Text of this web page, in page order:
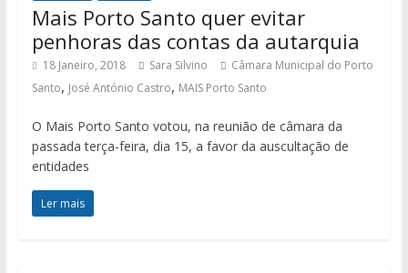
Mais Porto Santo quer evitar
penhoras das contas da autarquia
18 Janeiro, 2018 Sara Silvino
Câmara Municipal do Porto
Santo, José António Castro, MAIS Porto Santo
O Mais Porto Santo votou, na reunião de câmara da
passada terça-feira, dia 15, a favor da auscultação de
entidades
Ler mais